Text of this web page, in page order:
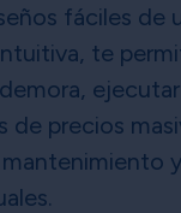
fáciles de
te
ejecutar
de precios